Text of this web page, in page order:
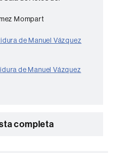
Mompart
de Manuel Vázquez
de Manuel Vázquez
completa